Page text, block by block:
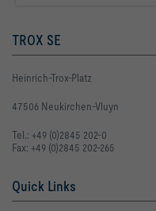
TROX SE
Heinrich-Trox-Platz
47506 Neukirchen-Vluyn
Tel.: +49 (0)2845 202-0
Fax: +49 (0)2845 202-265
Quick Links